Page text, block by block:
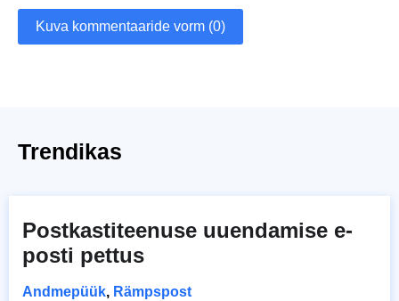
Kuva kommentaaride vorm (0)
Trendikas
Postkastiteenuse uuendamise e-
posti pettus
Andmepüük, Rämpspost